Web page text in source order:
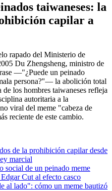
taiwaneses: la
capilar a
rapado del Ministerio de
Du Zhengsheng, ministro de
—"¿Puede un peinado
persona?"— la abolición total
los hombres taiwaneses refleja
autoritaria a la
viral del meme "cabeza de
reciente de este cambio.
de la prohibición capilar desde
marcial
social de un peinado meme
Cut al efecto casco
al lado": cómo un meme bautizó